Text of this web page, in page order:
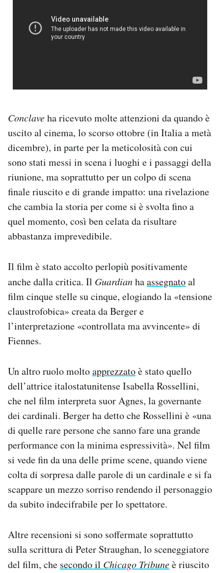
Conclaveha ricevuto molte attenzioni da quando è
uscito al cinema, lo scorso ottobre (in Italia a metà
dicembre), in parte per la meticolosità con cui
sono stati messi in scena i luoghi e i passaggi della
riunione, ma soprattutto per un colpo di scena
finale riuscito e di grande impatto: una rivelazione
che cambia la storia per come si è svolta fino a
quel momento, così ben celata da risultare
abbastanza imprevedibile.
Il film è stato accolto perlopiù positivamente
anche dalla critica. Il Guardianhaassegnatoal
film cinque stelle su cinque, elogiando la «tensione
claustrofobica» creata da Berger e
l’interpretazione «controllata ma avvincente» di
Fiennes.
Un altro ruolo moltoapprezzatoè stato quello
dell’attrice italostatunitense Isabella Rossellini,
che nel film interpreta suor Agnes, la governante
dei cardinali. Berger ha detto che Rossellini è «una
di quelle rare persone che sanno fare una grande
performance con la minima espressività». Nel film
si vede fin da una delle prime scene, quando viene
colta di sorpresa dalle parole di un cardinale e si fa
scappare un mezzo sorriso rendendo il personaggio
da subito indecifrabile per lo spettatore.
Altre recensioni si sono soffermate soprattutto
sulla scrittura di Peter Straughan, lo sceneggiatore
del film, che secondo il Chicago Tribuneè riuscito